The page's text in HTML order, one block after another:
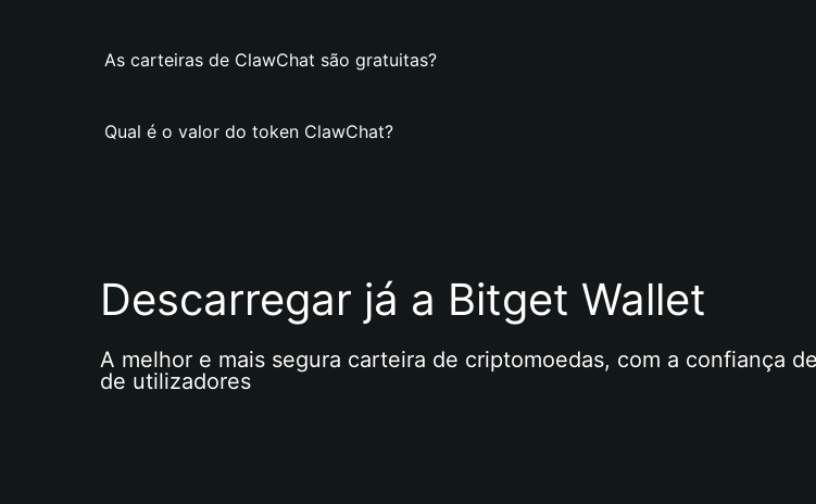
As carteiras de ClawChat são gratuitas?
Qual é o valor do token ClawChat?
Descarregar já a Bitget Wallet
A melhor e mais segura carteira de criptomoedas, com a confiança
de utilizadores